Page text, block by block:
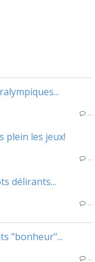
…
plein les jeux!
…
délirants...
…
"bonheur"...
…